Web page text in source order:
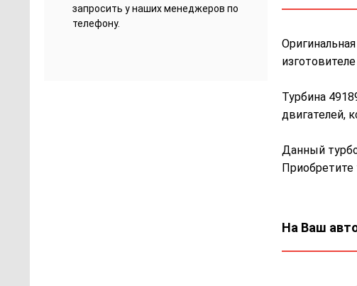
запросить у наших менеджеров по
телефону.
Турбина
двигателей,
Данный
Приобретите
На Ваш